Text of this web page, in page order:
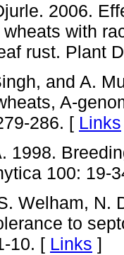
2006.
with
rust. Plant
and A.
A-
286. [ Links
1998.
100: 19-
Welham, N.
to
10. [ Links ]